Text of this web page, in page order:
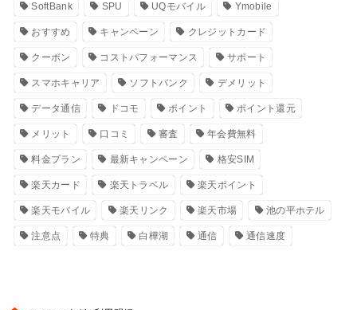
SoftBank SPU UQモバイル Ymobile
おすすめ キャンペーン クレジットカード
クーポン コストパフォーマンス サポート
スマホキャリア ソフトバンク デメリット
データ通信 ドコモ ポイント ポイント還元
メリット 口コミ 審査 年会費無料
料金プラン 最新キャンペーン 格安SIM
楽天カード 楽天トラベル 楽天ポイント
楽天モバイル 楽天リンク 楽天市場 池の平ホテル
注意点 特典 白樺湖 通信 通信速度